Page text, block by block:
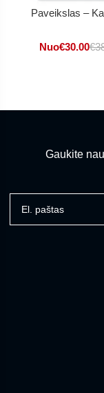
Paveikslas –
Nuo€30.00€
Gaukite